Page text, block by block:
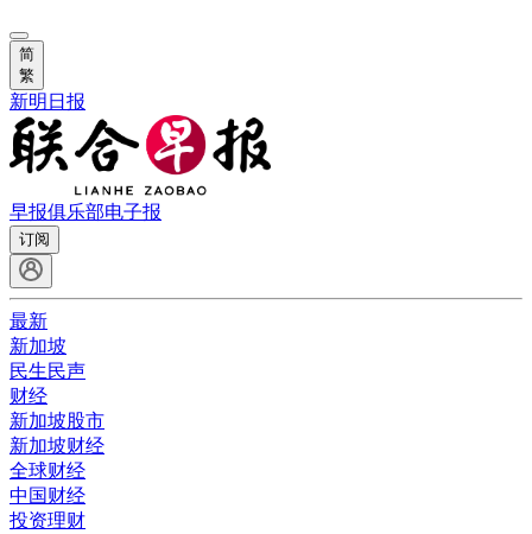
简
繁
新明日报
早报俱乐部电子报
订阅
最新
新加坡
民生民声
财经
新加坡股市
新加坡财经
全球财经
中国财经
投资理财